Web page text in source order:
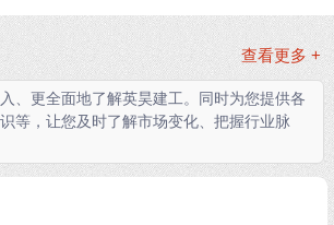
查看更多 +
、更全面地了解英昊建工。同时为您提供各
等，让您及时了解市场变化、把握行业脉